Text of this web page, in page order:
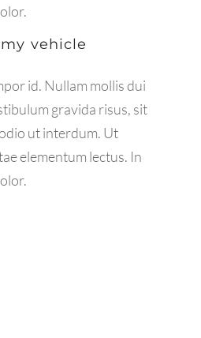
vehicle
id. Nullam mollis dui
gravida risus, sit
ut interdum. Ut
elementum lectus. In